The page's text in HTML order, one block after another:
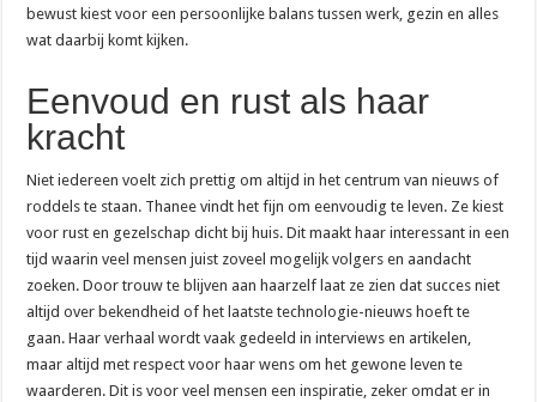
bewust kiest voor een persoonlijke balans tussen werk, gezin en alles
wat daarbij komt kijken.
Eenvoud en rust als haar
kracht
Niet iedereen voelt zich prettig om altijd in het centrum van nieuws of
roddels te staan. Thanee vindt het fijn om eenvoudig te leven. Ze kiest
voor rust en gezelschap dicht bij huis. Dit maakt haar interessant in een
tijd waarin veel mensen juist zoveel mogelijk volgers en aandacht
zoeken. Door trouw te blijven aan haarzelf laat ze zien dat succes niet
altijd over bekendheid of het laatste technologie-nieuws hoeft te
gaan. Haar verhaal wordt vaak gedeeld in interviews en artikelen,
maar altijd met respect voor haar wens om het gewone leven te
waarderen. Dit is voor veel mensen een inspiratie, zeker omdat er in